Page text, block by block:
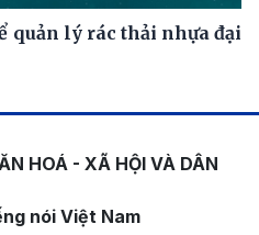
quản lý rác thải nhựa đại
HOÁ - XÃ HỘI VÀ DÂN
nói Việt Nam